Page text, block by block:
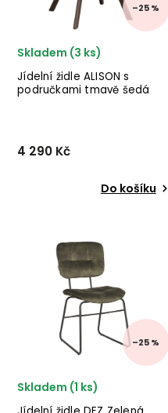
–25 %
Jídelní židle ALISON s
područkami tmavě šedá
Skladem (3 ks)
4 290 Kč
Do košíku
designového nábytku
ROWICO v provedení tmavě
šedého potahu a dubových
nohou.
–25 %
Skladem (1 ks)